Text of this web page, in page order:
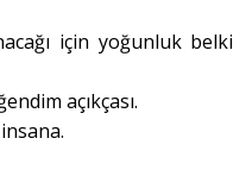
için yoğunluk
açıkçası.